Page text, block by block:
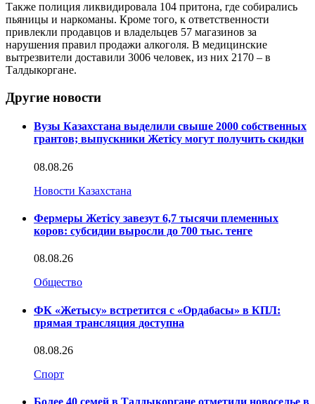
Также полиция ликвидировала 104 притона, где собирались
пьяницы и наркоманы. Кроме того, к ответственности
привлекли продавцов и владельцев 57 магазинов за
нарушения правил продажи алкоголя. В медицинские
вытрезвители доставили 3006 человек, из них 2170 – в
Талдыкоргане.
Другие новости
Вузы Казахстана выделили свыше 2000 собственных
грантов; выпускники Жетісу могут получить скидки
08.08.26
Новости Казахстана
Фермеры Жетісу завезут 6,7 тысячи племенных
коров: субсидии выросли до 700 тыс. тенге
08.08.26
Общество
ФК «Жетысу» встретится с «Ордабасы» в КПЛ:
прямая трансляция доступна
08.08.26
Спорт
Более 40 семей в Талдыкоргане отметили новоселье в